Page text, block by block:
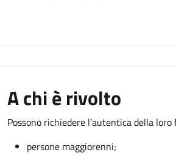
A chi è rivolto
Possono richiedere l’autentica della loro
persone maggiorenni;